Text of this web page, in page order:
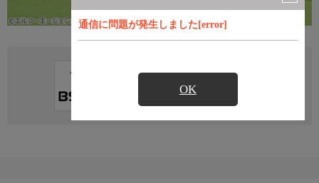
通信に問題が発生しました[error]
OK
直近の放送予定はありません